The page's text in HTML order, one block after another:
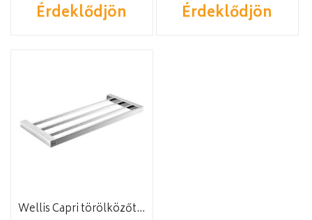
Érdeklődjön Érdeklődjön
Wellis Capri törölközőtartó polc